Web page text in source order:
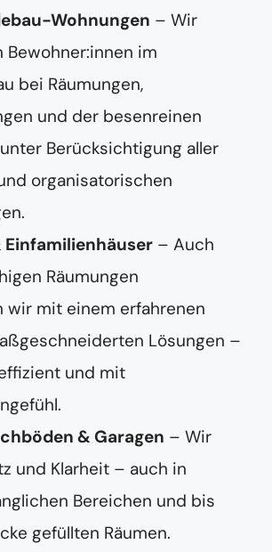
Wohnungen – Wir
im
bei Räumungen,
und der besenreinen
Berücksichtigung aller
organisatorischen
Einfamilienhäuser – Auch
Räumungen
wir mit einem erfahrenen
Lösungen –
und mit
& Garagen – Wir
und Klarheit – auch in
Bereichen und bis
gefüllten Räumen.